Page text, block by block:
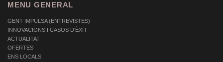
MENU GENERAL
GENT IMPULSA (ENTREVISTES)
INNOVACIONS I CASOS D'ÈXIT
ACTUALITAT
OFERTES
ENS LOCALS